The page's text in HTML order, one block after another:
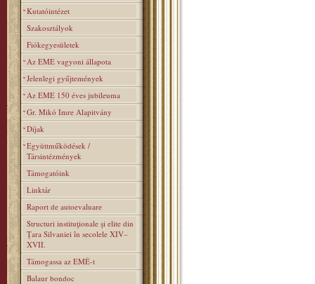
Kutatóintézet
Szakosztályok
Fiókegyesületek
Az EME vagyoni állapota
Jelenlegi gyűjtemények
Az EME 150 éves jubileuma
Gr. Mikó Imre Alapitvány
Díjak
Együttműködések /
Társintézmények
Támogatóink
Linktár
Raport de autoevaluare
Structuri instituţionale şi elite din
Ţara Silvaniei în secolele XIV–
XVII.
Támogassa az EMÉ-t
Balaur bondoc